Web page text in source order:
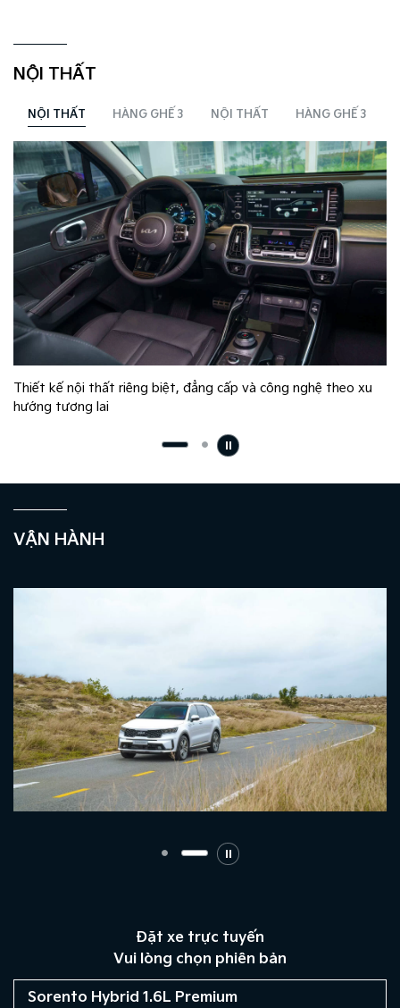
NỘI THẤT
NỘI THẤT HÀNG GHẾ 3 NỘI THẤT HÀNG GHẾ 3
Thiết kế nội thất riêng biệt, đẳng cấp và công nghệ theo xu
hướng tương lai
VẬN HÀNH
Đặt xe trực tuyến
Vui lòng chọn phiên bản
Sorento Hybrid 1.6L Premium